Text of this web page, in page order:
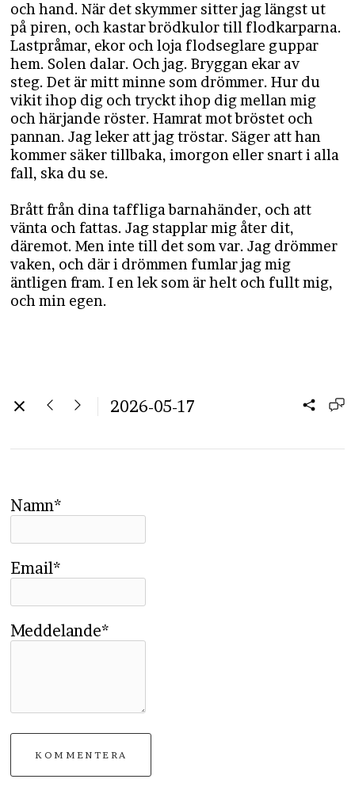
och hand. När det skymmer sitter jag längst ut
på piren, och kastar brödkulor till flodkarparna.
Lastpråmar, ekor och loja flodseglare guppar
hem. Solen dalar. Och jag. Bryggan ekar av
steg. Det är mitt minne som drömmer. Hur du
vikit ihop dig och tryckt ihop dig mellan mig
och härjande röster. Hamrat mot bröstet och
pannan. Jag leker att jag tröstar. Säger att han
kommer säker tillbaka, imorgon eller snart i alla
fall, ska du se.
Brått från dina taffliga barnahänder, och att
vänta och fattas. Jag stapplar mig åter dit,
däremot. Men inte till det som var. Jag drömmer
vaken, och där i drömmen fumlar jag mig
äntligen fram. I en lek som är helt och fullt mig,
och min egen.
2026-05-17
Namn*
Email*
Meddelande*
KOMMENTERA